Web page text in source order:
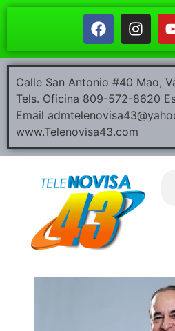
Calle San Antonio #40 Mao,
Tels. Oficina 809-572-8620
Email
www.Telenovisa43.com